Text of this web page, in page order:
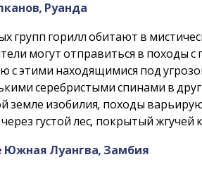
Руанда
групп горилл обитают в
могут отправиться в походы
с этими находящимися под
серебристыми спинами в
земле изобилия, походы
густой лес, покрытый
Южная Луангва, Замбия